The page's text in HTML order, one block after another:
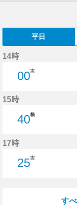
平日
14時
00吉
15時
40横
17時
25吉
す